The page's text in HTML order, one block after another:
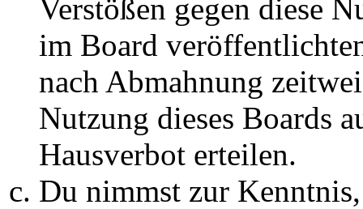
Verstößen gegen diese
im Board
nach Abmahnung
Nutzung dieses Boards
Hausverbot erteilen.
Du nimmst zur